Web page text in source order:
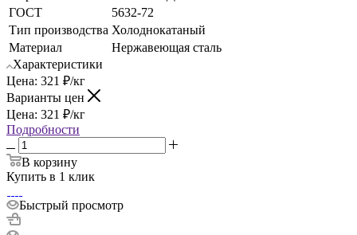
ГОСТ
5632-72
Тип производства Холоднокатаный
Материал
Нержавеющая сталь
Характеристики
Цена: 321 ₽/кг
Варианты цен
Цена: 321 ₽/кг
Подробности
В корзину
Купить в 1 клик
Быстрый просмотр